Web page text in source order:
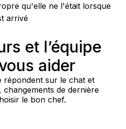
qu'elle ne l'était lorsque
arrivé
et l’équipe
aider
répondent sur le chat et
de dernière
le bon chef.